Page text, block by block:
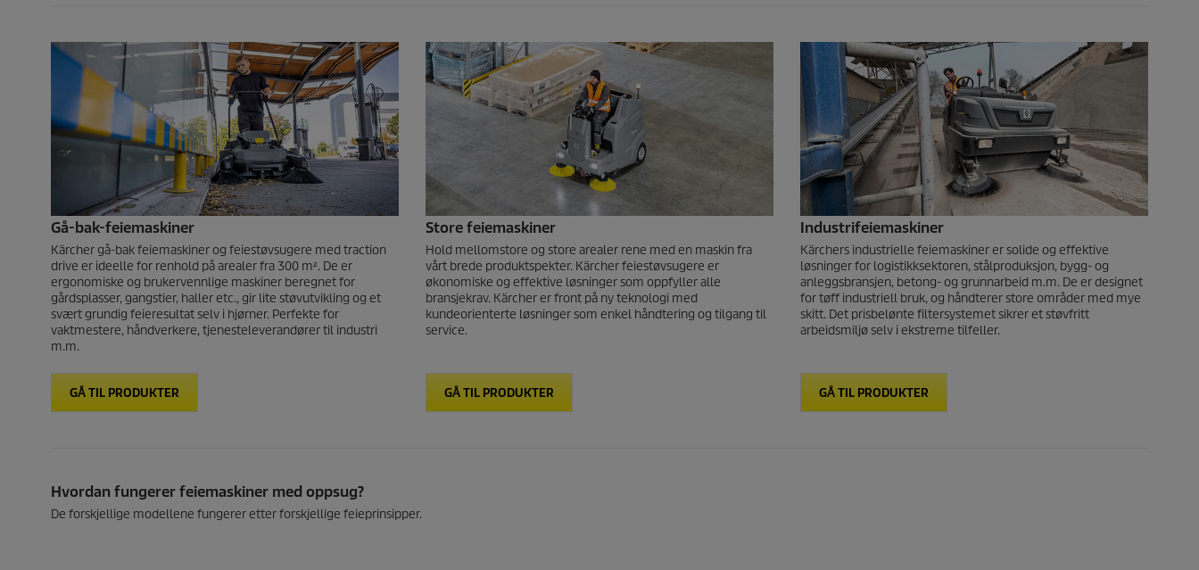
Gå-bak-feiemaskiner
Kärcher gå-bak feiemaskiner og feiestøvsugere med traction
drive er ideelle for renhold på arealer fra 300 m². De er
ergonomiske og brukervennlige maskiner beregnet for
gårdsplasser, gangstier, haller etc., gir lite støvutvikling og et
svært grundig feieresultat selv i hjørner. Perfekte for
vaktmestere, håndverkere, tjenesteleverandører til industri
m.m.
GÅ TIL PRODUKTER
Store feiemaskiner
Hold mellomstore og store arealer rene med en maskin fra
vårt brede produktspekter. Kärcher feiestøvsugere er
økonomiske og effektive løsninger som oppfyller alle
bransjekrav. Kärcher er front på ny teknologi med
kundeorienterte løsninger som enkel håndtering og tilgang til
service.
GÅ TIL PRODUKTER
Industrifeiemaskiner
Kärchers industrielle feiemaskiner er solide og effektive
løsninger for logistikksektoren, stålproduksjon, bygg- og
anleggsbransjen, betong- og grunnarbeid m.m. De er designet
for tøff industriell bruk, og håndterer store områder med mye
skitt. Det prisbelønte filtersystemet sikrer et støvfritt
arbeidsmiljø selv i ekstreme tilfeller.
GÅ TIL PRODUKTER
Hvordan fungerer feiemaskiner med oppsug?
De forskjellige modellene fungerer etter forskjellige feieprinsipper.